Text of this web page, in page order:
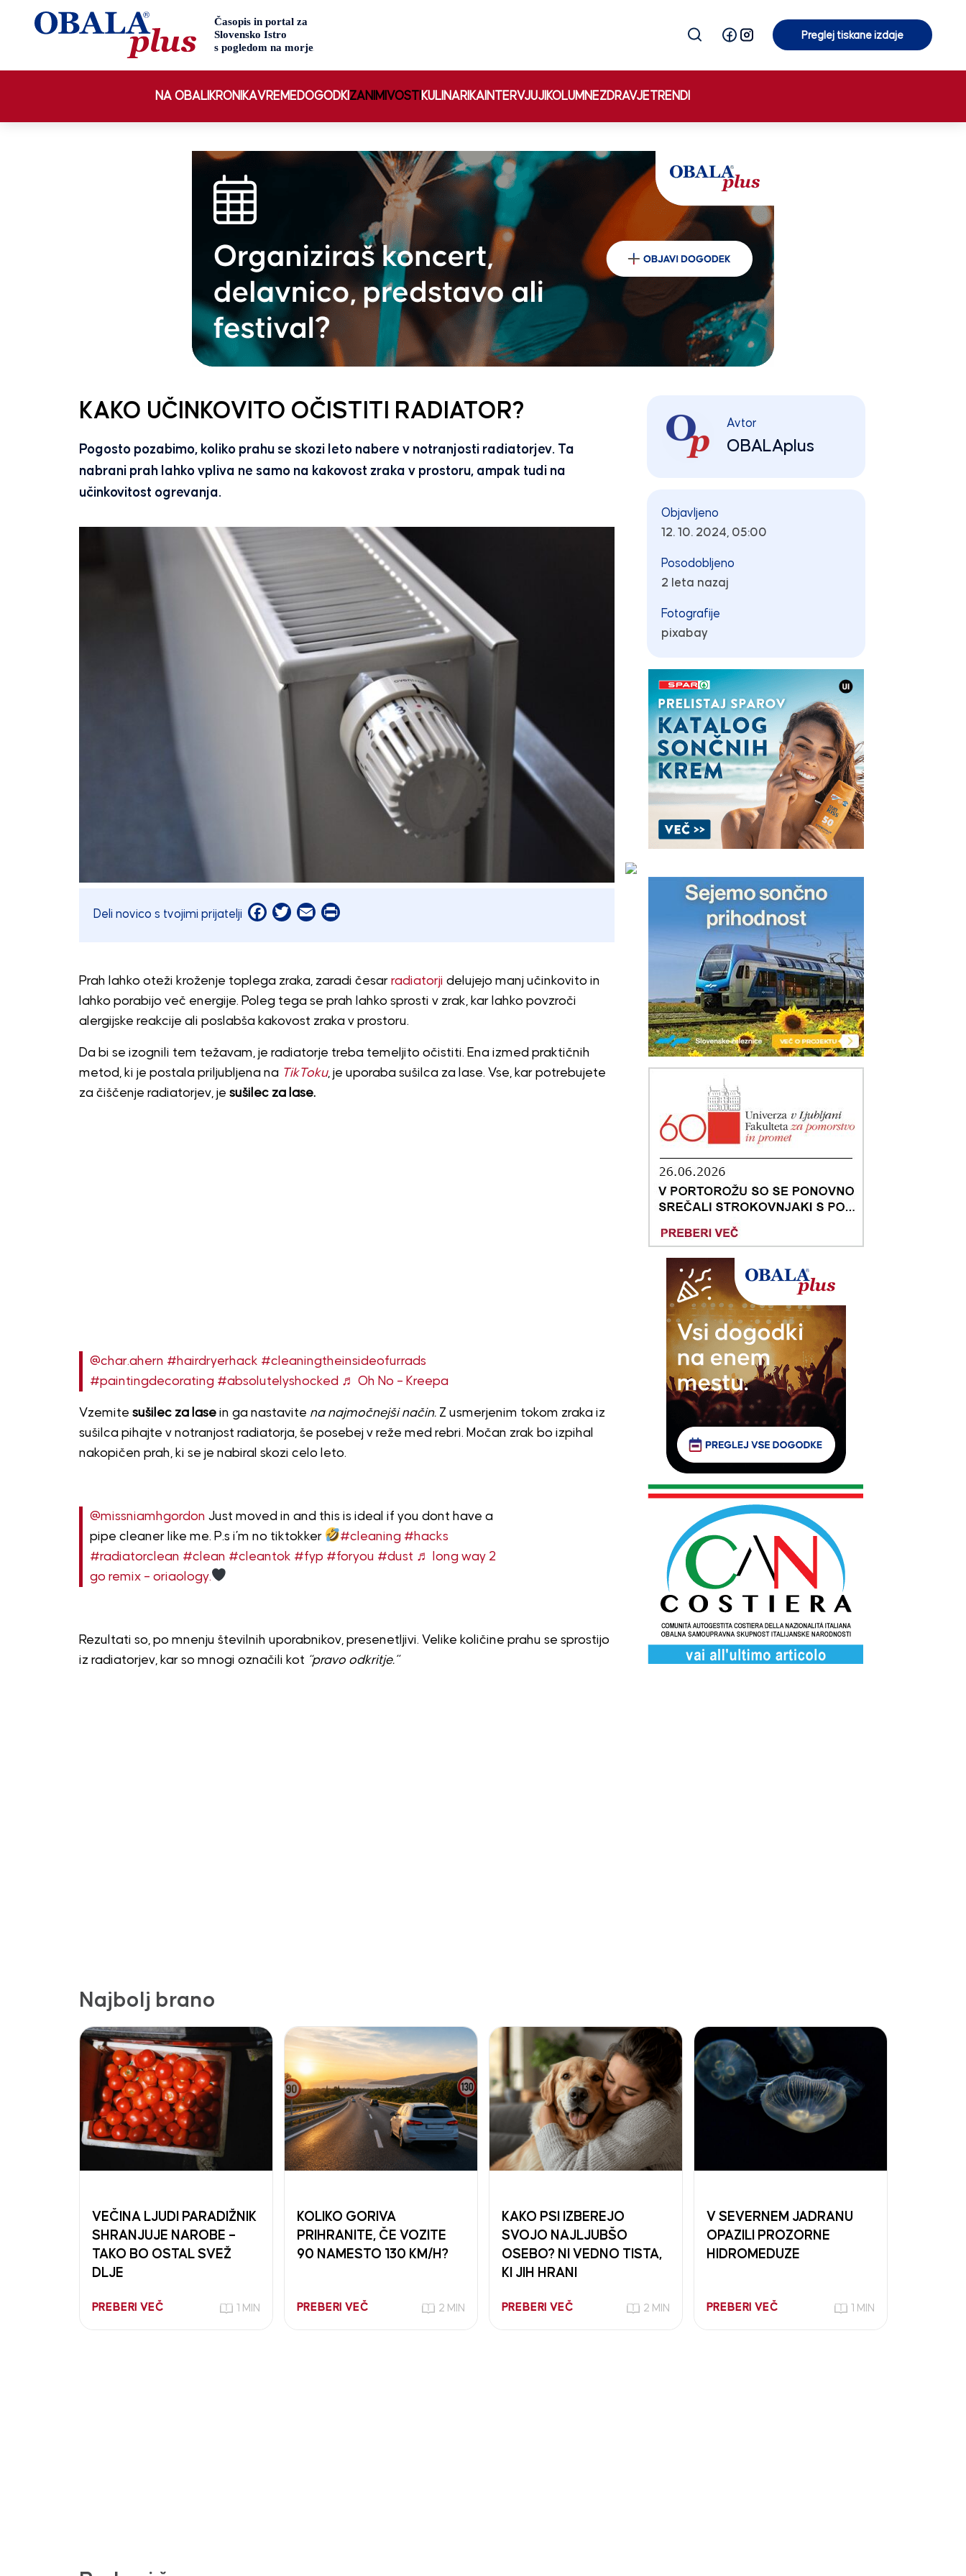
Preglej tiskane izdaje
NA OBALI KRONIKAVREMEDOGODKIZANIMIVOSTI KULINARIKA INTERVJUJI KOLUMNEZDRAVJETRENDI
KAKO UČINKOVITO OČISTITI RADIATOR?
Pogosto pozabimo, koliko prahu se skozi leto nabere v notranjosti radiatorjev. Ta
nabrani prah lahko vpliva ne samo na kakovost zraka v prostoru, ampak tudi na
učinkovitost ogrevanja.
Deli novico s tvojimi prijatelji Facebook
Twitter
EmailPrint
Prah lahko oteži kroženje toplega zraka, zaradi česar radiatorji delujejo manj učinkovito in
lahko porabijo več energije. Poleg tega se prah lahko sprosti v zrak, kar lahko povzroči
alergijske reakcije ali poslabša kakovost zraka v prostoru.
Da bi se izognili tem težavam, je radiatorje treba temeljito očistiti. Ena izmed praktičnih
metod, ki je postala priljubljena na TikToku, je uporaba sušilca za lase. Vse, kar potrebujete
za čiščenje radiatorjev, je sušilec za lase.
@char.ahern #hairdryerhack #cleaningtheinsideofurrads
#paintingdecorating #absolutelyshocked ♬ Oh No – Kreepa
Vzemite sušilec za lasein ga nastavite na najmočnejši način.Z usmerjenim tokom zraka iz
sušilca pihajte v notranjost radiatorja, še posebej v reže med rebri. Močan zrak bo izpihal
nakopičen prah, ki se je nabiral skozi celo leto.
@missniamhgordon Just moved in and this is ideal if you dont have a
pipe cleaner like me. P.s i’m no tiktokker
#cleaning #hacks
#radiatorclean #clean #cleantok #fyp #foryou #dust ♬ long way 2
go remix – oriaology.
Rezultati so, po mnenju številnih uporabnikov, presenetljivi. Velike količine prahu se sprostijo
iz radiatorjev, kar so mnogi označili kot “pravo odkritje.”
Avtor
OBALAplus
Objavljeno
12. 10. 2024, 05:00
Posodobljeno
2 leta nazaj
Fotografije
pixabay
Najbolj brano
VEČINA LJUDI PARADIŽNIK
SHRANJUJE NAROBE –
TAKO BO OSTAL SVEŽ
DLJE
PREBERI VEČ 1 MIN
KOLIKO GORIVA
PRIHRANITE, ČE VOZITE
90 NAMESTO 130 KM/H?
PREBERI VEČ 2 MIN
KAKO PSI IZBEREJO
SVOJO NAJLJUBŠO
OSEBO? NI VEDNO TISTA,
KI JIH HRANI
PREBERI VEČ 2 MIN
V SEVERNEM JADRANU
OPAZILI PROZORNE
HIDROMEDUZE
PREBERI VEČ 1 MIN